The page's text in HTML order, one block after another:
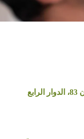
شارع ابن خلدون 83، الدوار الرابع